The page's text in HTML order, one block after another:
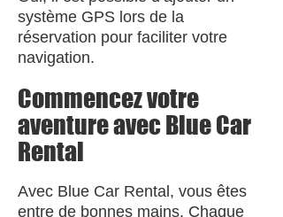
système GPS lors de la
réservation pour faciliter votre
navigation.
Commencez votre
aventure avec Blue Car
Rental
Avec Blue Car Rental, vous êtes
entre de bonnes mains. Chaque